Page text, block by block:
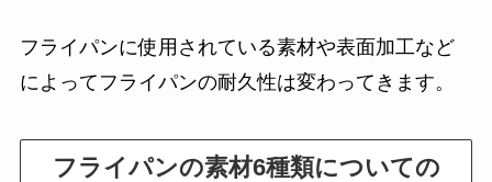
フライパンに使用されている素材や表面加工など
によってフライパンの耐久性は変わってきます。
フライパンの素材6種類についての